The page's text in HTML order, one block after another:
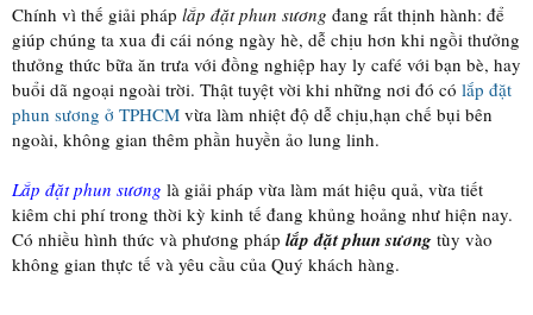
Chính vì thế giải pháp lắp đặt phun sương đang rất thịnh hành: để
giúp chúng ta xua đi cái nóng ngày hè, dễ chịu hơn khi ngồi thưởng
thưởng thức bữa ăn trưa với đồng nghiệp hay ly café với bạn bè, hay
buổi dã ngoại ngoài trời. Thật tuyệt vời khi những nơi đó có lắp đặt
phun sương ở TPHCM vừa làm nhiệt độ dễ chịu,hạn chế bụi bên
ngoài, không gian thêm phần huyền ảo lung linh.
Lắp đặt phun sương là giải pháp vừa làm mát hiệu quả, vừa tiết
kiêm chi phí trong thời kỳ kinh tế đang khủng hoảng như hiện nay.
Có nhiều hình thức và phương pháp lắp đặt phun sương tùy vào
không gian thực tế và yêu cầu của Quý khách hàng.